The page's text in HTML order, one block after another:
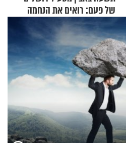
של פעם: רואים את הנחמה